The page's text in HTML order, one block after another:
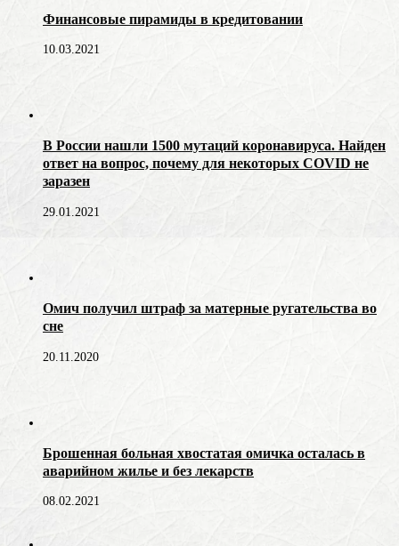
Финансовые пирамиды в кредитовании
10.03.2021
В России нашли 1500 мутаций коронавируса. Найден
ответ на вопрос, почему для некоторых COVID не
заразен
29.01.2021
Омич получил штраф за матерные ругательства во
сне
20.11.2020
Брошенная больная хвостатая омичка осталась в
аварийном жилье и без лекарств
08.02.2021